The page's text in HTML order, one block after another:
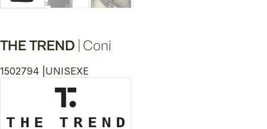
THE TREND Coni
1502794 | UNISEXE